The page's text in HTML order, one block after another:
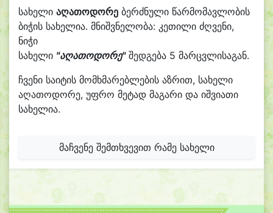
სახელი აღათოდორე ბერძნული წარმომავლობის
ბიჭის სახელია. მნიშვნელობა: კეთილი ძღვენი,
ნიჭი
სახელი "აღათოდორე"შედგება 5 მარცვლისაგან.
ჩვენი საიტის მომხმარებლების აზრით, სახელი
აღათოდორე, უფრო მეტად მაგარი და იშვიათი
სახელია.
მაჩვენე შემთხვევით რამე სახელი